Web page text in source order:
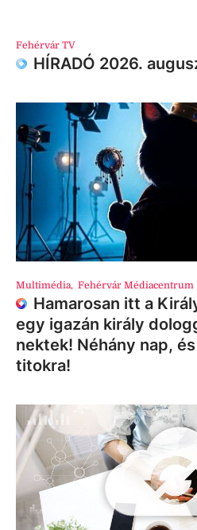
Fehérvár TV
HÍRADÓ 2026.
Multimédia, Fehérvár Médiacentrum
Hamarosan itt a
egy igazán király
nektek! Néhány nap,
titokra!